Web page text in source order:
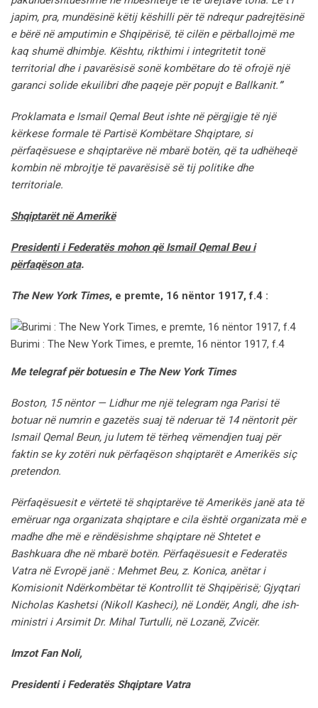
japim, pra, mundësinë këtij këshilli për të ndrequr padrejtësinë
e bërë në amputimin e Shqipërisë, të cilën e përballojmë me
kaq shumë dhimbje. Kështu, rikthimi i integritetit tonë
territorial dhe i pavarësisë sonë kombëtare do të ofrojë një
garanci solide ekuilibri dhe paqeje për popujt e Ballkanit.”
Proklamata e Ismail Qemal Beut ishte në përgjigje të një
kërkese formale të Partisë Kombëtare Shqiptare, si
përfaqësuese e shqiptarëve në mbarë botën, që ta udhëheqë
kombin në mbrojtje të pavarësisë së tij politike dhe
territoriale.
Shqiptarët në Amerikë
Presidenti i Federatës mohon që Ismail Qemal Beu i
përfaqëson ata.
The New York Times, e premte, 16 nëntor 1917, f.4 :
Burimi : The New York Times, e premte, 16 nëntor 1917, f.4
Me telegraf për botuesin e The New York Times
Boston, 15 nëntor — Lidhur me një telegram nga Parisi të
botuar në numrin e gazetës suaj të nderuar të 14 nëntorit për
Ismail Qemal Beun, ju lutem të tërheq vëmendjen tuaj për
faktin se ky zotëri nuk përfaqëson shqiptarët e Amerikës siç
pretendon.
Përfaqësuesit e vërtetë të shqiptarëve të Amerikës janë ata të
emëruar nga organizata shqiptare e cila është organizata më e
madhe dhe më e rëndësishme shqiptare në Shtetet e
Bashkuara dhe në mbarë botën. Përfaqësuesit e Federatës
Vatra në Evropë janë : Mehmet Beu, z. Konica, anëtar i
Komisionit Ndërkombëtar të Kontrollit të Shqipërisë; Gjyqtari
Nicholas Kashetsi (Nikoll Kasheci), në Londër, Angli, dhe ish-
ministri i Arsimit Dr. Mihal Turtulli, në Lozanë, Zvicër.
Imzot Fan Noli,
Presidenti i Federatës Shqiptare Vatra